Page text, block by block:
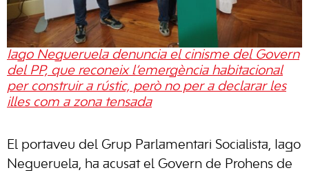
Iago Negueruela denuncia el cinisme del Govern
del PP, que reconeix l’emergència habitacional
per construir a rústic, però no per a declarar les
illes com a zona tensada
El portaveu del Grup Parlamentari Socialista, Iago
Negueruela, ha acusat el Govern de Prohens de